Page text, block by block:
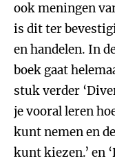
ook meningen
is dit ter
en handelen. In
boek gaat
stuk verder
je vooral leren
kunt nemen en
kunt kiezen.’ en